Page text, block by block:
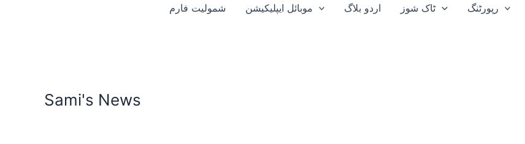
Sami's News
شمولیت فارم موبائل ایپلیکیشن اردو بلاگ ٹاک شوز رپورٹنگ